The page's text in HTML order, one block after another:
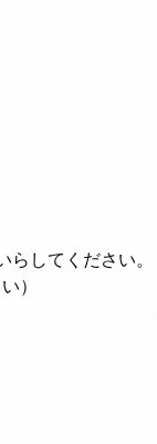
らしてください
）